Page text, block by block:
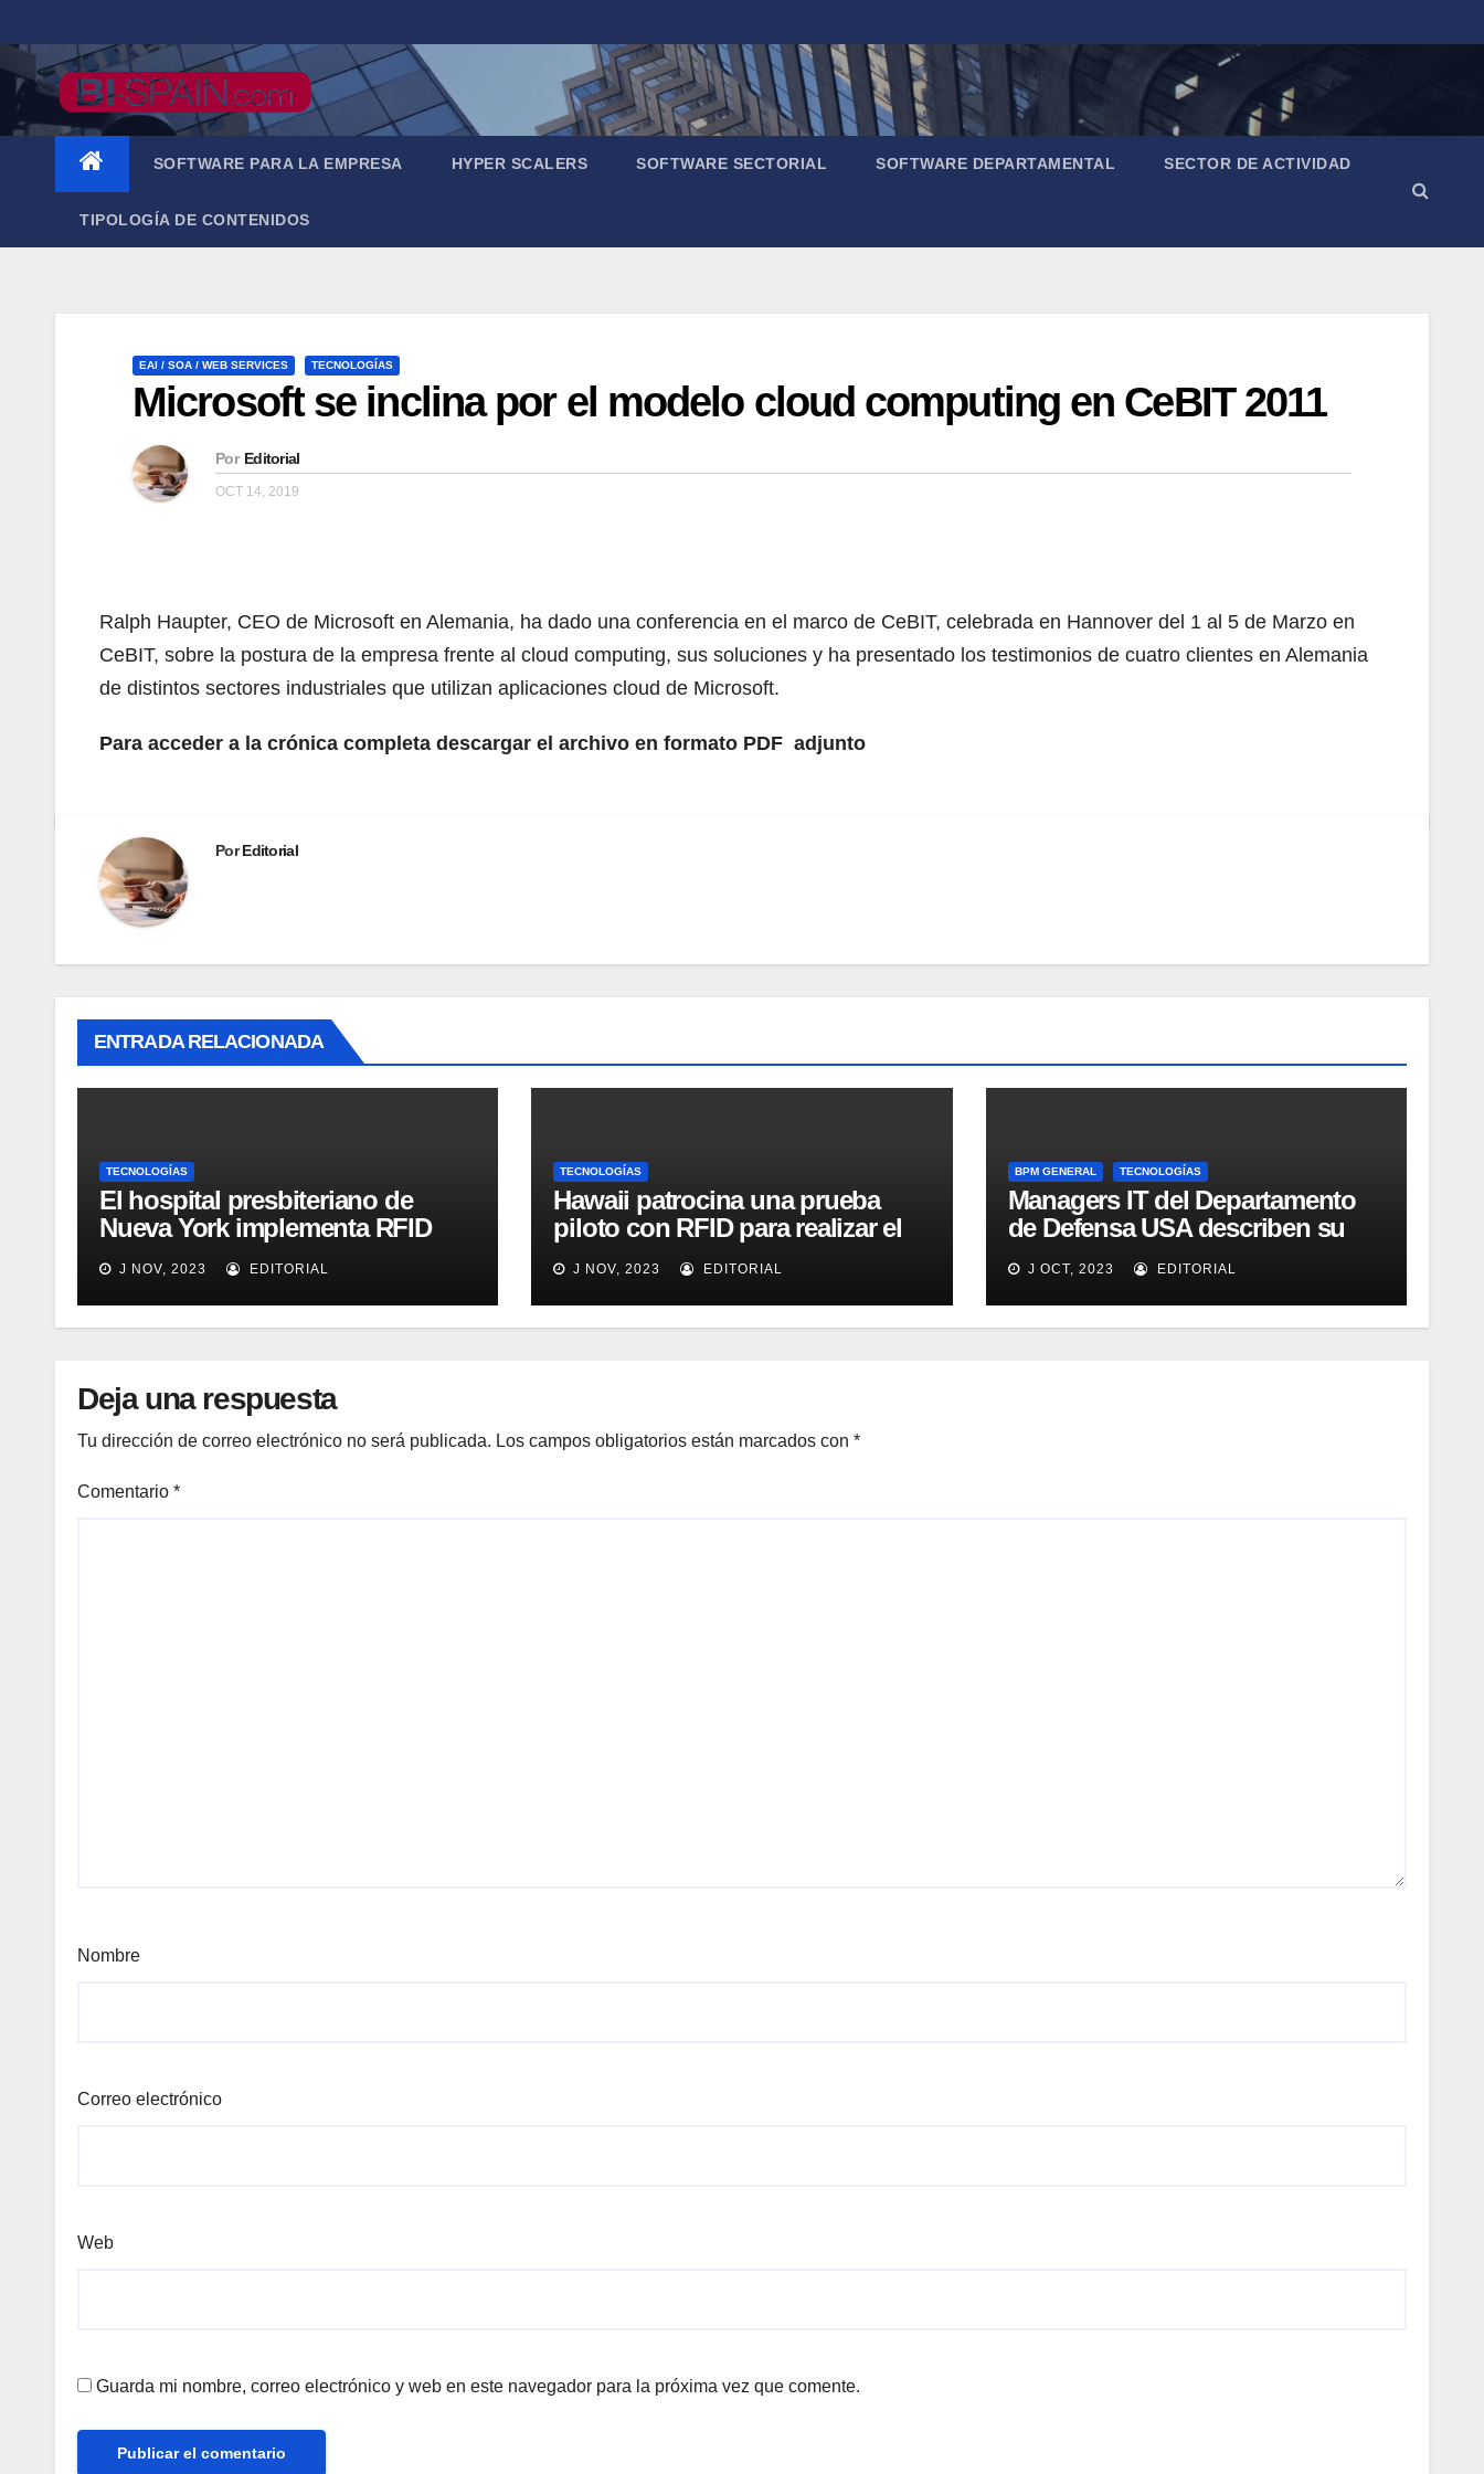
al
contenido
SOFTWARE PARA LA EMPRESA HYPER SCALERS SOFTWARE SECTORIAL SOFTWARE DEPARTAMENTAL SECTOR DE ACTIVIDAD
TIPOLOGÍA DE CONTENIDOS
EAI / SOA / WEB SERVICES TECNOLOGÍAS
Microsoft se inclina por el modelo cloud computing en CeBIT 2011
Por Editorial
OCT 14, 2019
Ralph Haupter, CEO de Microsoft en Alemania, ha dado una conferencia en el marco de CeBIT, celebrada en Hannover del 1 al 5 de Marzo en
CeBIT, sobre la postura de la empresa frente al cloud computing, sus soluciones y ha presentado los testimonios de cuatro clientes en Alemania
de distintos sectores industriales que utilizan aplicaciones cloud de Microsoft.
Para acceder a la crónica completa descargar el archivo en formato PDF adjunto
PorEditorial
ENTRADA RELACIONADA
TECNOLOGÍAS
El hospital presbiteriano de
Nueva York implementa RFID
para mejorar el proceso de
inventario de equipamiento
médico
J NOV, 2023 EDITORIAL
TECNOLOGÍAS
Hawaii patrocina una prueba
piloto con RFID para realizar el
seguimiento y control de
alimentos
J NOV, 2023 EDITORIAL
BPM GENERAL TECNOLOGÍAS
Managers IT del Departamento
de Defensa USA describen su
implementación SOA
J OCT, 2023 EDITORIAL
Deja una respuesta
Tu dirección de correo electrónico no será publicada. Los campos obligatorios están marcados con *
Comentario *
Nombre
Correo electrónico
Web
Guarda mi nombre, correo electrónico y web en este navegador para la próxima vez que comente.